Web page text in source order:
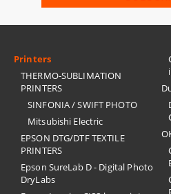
Printers
THERMO-SUBLIMATION
PRINTERS
SINFONIA / SWIFT PHOTO
Mitsubishi Electric
EPSON DTG/DTF TEXTILE
PRINTERS
Epson SureLab D - Digital Photo
DryLabs